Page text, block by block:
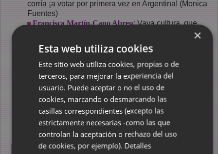
corría ¡a votar por primera vez en Argentina! (Monica
Fuentes)
Francisca Martín-Cano Abreu: Vaya cultura, que
femenina a la Historia. Sólo vale la Historia
dogmática tradicional bajo la visión ultracatólica-
nacional-androcéntrica-machista. ¡Era una polla, e
iba a una orgía con sus amigas y unos dildos
multiorgásmicos! (michelle)
Frida Kahlo: Para entregar una carta a Diego Rivera
(Zapo Rana) (Alejandro León Monroy)
Gertrude Stein: A chicken crossing the road is
handsome and convincing. (michelle. Ésta sólo me la
he oído a mí, pero se le podría haber ocurrido a más
gente! "Una gallina cruzando la carretera es bien
parecido y convincente")
×
Esta web utiliza cookies
Este sitio web utiliza cookies, propias o de
terceros, para mejorar la experiencia del
usuario. Puede aceptar o no el uso de
cookies, marcando o desmarcando las
casillas correspondientes (excepto las
estrictamente necesarias -como las que
controlan la aceptación o rechazo del uso
de cookies, por ejemplo). Detalles